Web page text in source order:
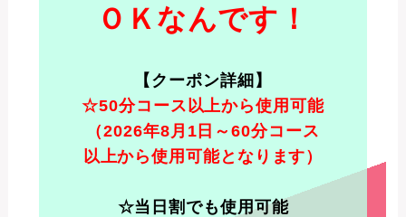
ＯＫなんです！
【クーポン詳細】
☆50分コース以上から使用可能
（2026年8月1日～60分コース
以上から使用可能となります）
☆当日割でも使用可能